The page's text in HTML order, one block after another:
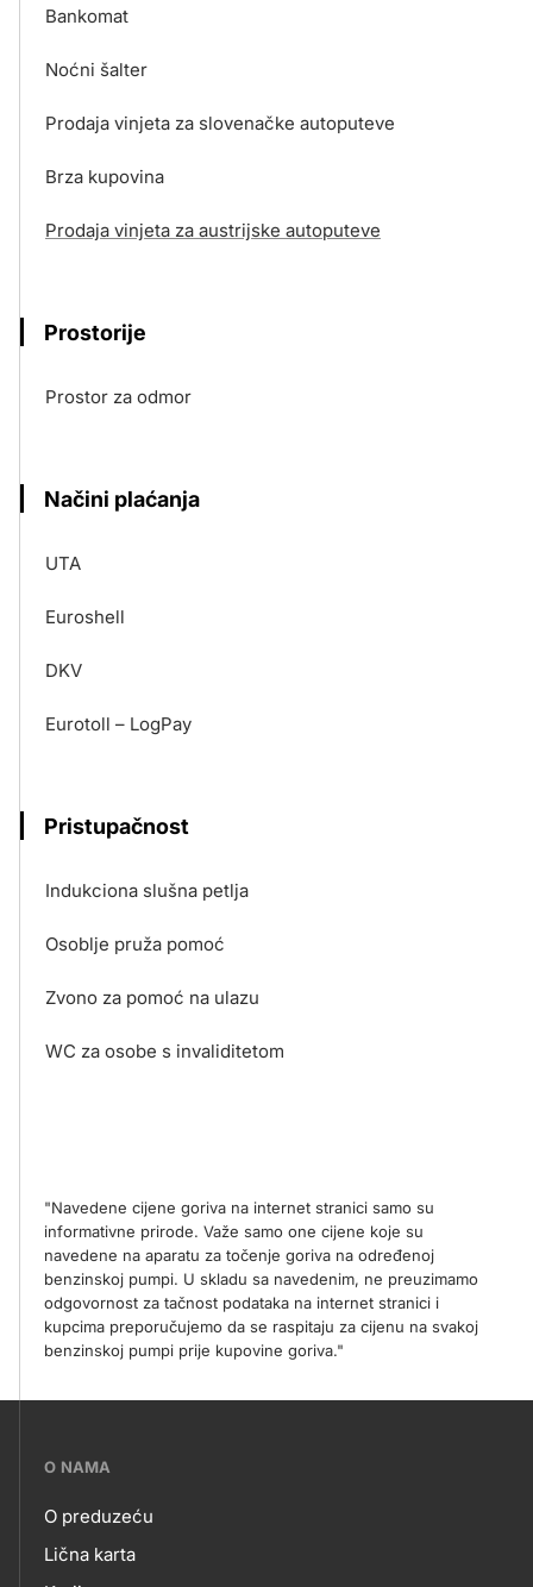
Bankomat
Noćni šalter
Prodaja vinjeta za slovenačke autoputeve
Brza kupovina
Prodaja vinjeta za austrijske autoputeve
Prostorije
Prostor za odmor
Načini plaćanja
UTA
Euroshell
DKV
Eurotoll – LogPay
Pristupačnost
Indukciona slušna petlja
Osoblje pruža pomoć
Zvono za pomoć na ulazu
WC za osobe s invaliditetom
"Navedene cijene goriva na internet stranici samo su
informativne prirode. Važe samo one cijene koje su
navedene na aparatu za točenje goriva na određenoj
benzinskoj pumpi. U skladu sa navedenim, ne preuzimamo
odgovornost za tačnost podataka na internet stranici i
kupcima preporučujemo da se raspitaju za cijenu na svakoj
benzinskoj pumpi prije kupovine goriva."
???
skupno.footer-
title???
O NAMA
O
O preduzeću
Lična karta